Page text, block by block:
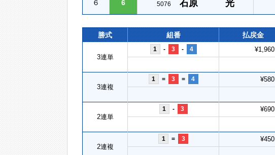
６ 6 5076 石原 光
勝式 組番 払戻金
3連単
1 - 3 - 4 ¥1,960
3連複
1 = 3 = 4 ¥580
2連単
1 - 3 ¥690
2連複
1 = 3 ¥450